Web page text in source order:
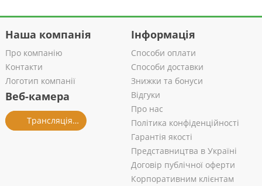
Наша компанія
Про компанію
Контакти
Логотип компанії
Веб-камера
Трансляція із салону
Інформація
Способи оплати
Способи доставки
Знижки та бонуси
Відгуки
Про нас
Політика конфіденційності
Гарантія якості
Представництва в Україні
Договір публічної оферти
Корпоративним клієнтам